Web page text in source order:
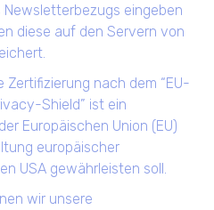
eingeben
diese auf den Servern von
Zertifizierung nach dem “EU-
Shield” ist ein
Europäischen Union (EU)
europäischer
USA gewährleisten soll.
wir unsere